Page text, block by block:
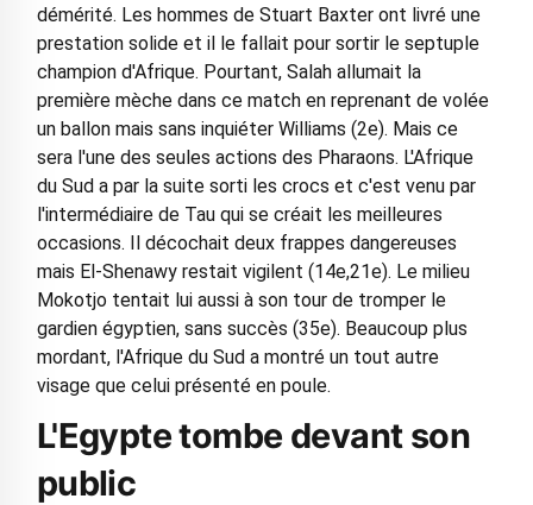
démérité. Les hommes de Stuart Baxter ont livré une
prestation solide et il le fallait pour sortir le septuple
champion d'Afrique. Pourtant, Salah allumait la
première mèche dans ce match en reprenant de volée
un ballon mais sans inquiéter Williams (2e). Mais ce
sera l'une des seules actions des Pharaons. L'Afrique
du Sud a par la suite sorti les crocs et c'est venu par
l'intermédiaire de Tau qui se créait les meilleures
occasions. Il décochait deux frappes dangereuses
mais El-Shenawy restait vigilent (14e,21e). Le milieu
Mokotjo tentait lui aussi à son tour de tromper le
gardien égyptien, sans succès (35e). Beaucoup plus
mordant, l'Afrique du Sud a montré un tout autre
visage que celui présenté en poule.
L'Egypte tombe devant son
public